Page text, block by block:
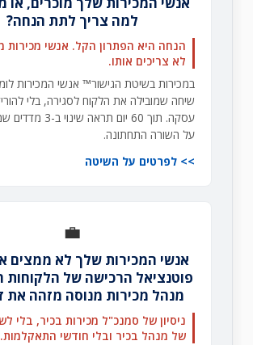
למה צריך לתת הנחה?
הנחה היא הפתרון הקל. אנשי מכירות
לא צריכים אותו.
במכירות בשיטת הגישור™ אנשי המכירות
שיחה שמובילה את הלקוח לסגירה, בלי
עסקה. תוך 60 יום תראה
על השורה התחתונה.
לפרטים על השיטה
💼
אנשי המכירות שלך לא ממצים
פוטנציאל הרכישה של הלקוחות
מנהל מכירות מנוסה מזהה את
ניסיון של סמנכ"ל מכירות בכיר, בלי
של מנהל בכיר ובלי חודשי התאקלמות.